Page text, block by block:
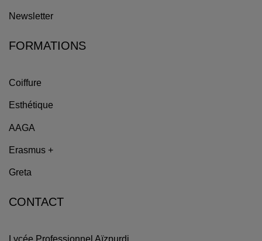
Newsletter
FORMATIONS
Coiffure
Esthétique
AAGA
Erasmus +
Greta
CONTACT
Lycée Professionnel Aïzpurdi